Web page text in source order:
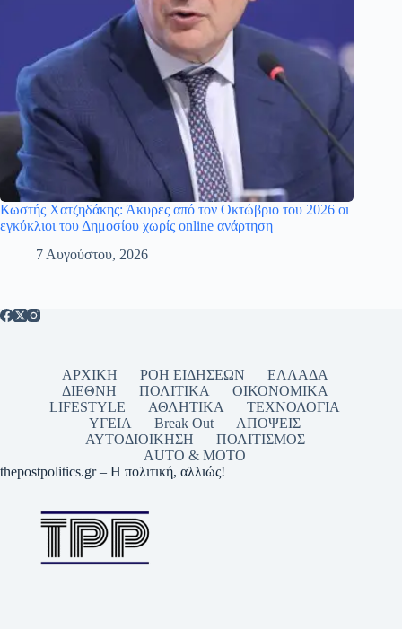
Κωστής Χατζηδάκης: Άκυρες από τον Οκτώβριο του 2026 οι
εγκύκλιοι του Δημοσίου χωρίς online ανάρτηση
7 Αυγούστου, 2026
ΑΡΧΙΚΗ ΡΟΗ ΕΙΔΗΣΕΩΝ
ΕΛΛΑΔΑ
ΔΙΕΘΝΗ
ΠΟΛΙΤΙΚΑ
ΟΙΚΟΝΟΜΙΚΑ
LIFESTYLE
ΑΘΛΗΤΙΚΑ
ΤΕΧΝΟΛΟΓΙΑ
ΥΓΕΙΑ
Break Out
ΑΠΟΨΕΙΣ
ΑΥΤΟΔΙΟΙΚΗΣΗ
ΠΟΛΙΤΙΣΜΟΣ
AUTO & MOTO
thepostpolitics.gr – Η πολιτική, αλλιώς!